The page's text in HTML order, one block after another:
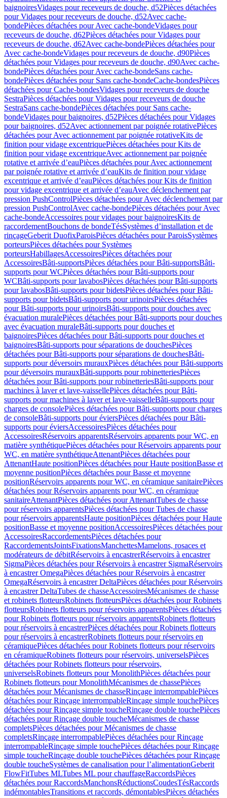
baignoiresVidages pour receveurs de douche, d52Pièces détachées
pour Vidages pour receveurs de douche, d52Avec cache-
bondePièces détachées pour Avec cache-bondeVidages pour
receveurs de douche, d62Pièces détachées pour Vidages pour
receveurs de douche, d62Avec cache-bondePièces détachées pour
Avec cache-bondeVidages pour receveurs de douche, d90Pièces
détachées pour Vidages pour receveurs de douche, d90Avec cache-
bondePièces détachées pour Avec cache-bondeSans cache-
bondePièces détachées pour Sans cache-bondeCache-bondesPièces
détachées pour Cache-bondesVidages pour receveurs de douche
SestraPièces détachées pour Vidages pour receveurs de douche
SestraSans cache-bondePièces détachées pour Sans cache-
bondeVidages pour baignoires, d52Pièces détachées pour Vidages
pour baignoires, d52Avec actionnement par poignée rotativePièces
détachées pour Avec actionnement par poignée rotativeKits de
finition pour vidage excentriquePièces détachées pour Kits de
finition pour vidage excentriqueAvec actionnement par poignée
rotative et arrivée d’eauPièces détachées pour Avec actionnement
par poignée rotative et arrivée d’eauKits de finition pour vidage
excentrique et arrivée d’eauPièces détachées pour Kits de finition
pour vidage excentrique et arrivée d’eauAvec déclenchement par
pression PushControlPièces détachées pour Avec déclenchement par
pression PushControlAvec cache-bondePièces détachées pour Avec
cache-bondeAccessoires pour vidages pour baignoiresKits de
raccordementBouchons de bondeTésSystèmes d’installation et de
rinçageGeberit DuofixParoisPièces détachées pour ParoisSystèmes
porteursPièces détachées pour Systèmes
porteursHabillagesAccessoiresPièces détachées pour
AccessoiresBâti-supportsPièces détachées pour Bâti-supportsBâti-
supports pour WCPièces détachées pour Bâti-supports pour
WCBâti-supports pour lavabosPièces détachées pour Bâti-supports
pour lavabosBâti-supports pour bidetsPièces détachées pour Bâti-
supports pour bidetsBâti-supports pour urinoirsPièces détachées
pour Bâti-supports pour urinoirsBâti-supports pour douches avec
évacuation muralePièces détachées pour Bâti-supports pour douches
avec évacuation muraleBâti-supports pour douches et
baignoiresPièces détachées pour Bâti-supports pour douches et
baignoiresBâti-supports pour séparations de douchesPièces
détachées pour Bâti-supports pour séparations de douchesBâti-
supports pour déversoirs murauxPièces détachées pour Bâti-supports
pour déversoirs murauxBâti-supports pour robinetteriesPièces
détachées pour Bâti-supports pour robinetteriesBâti-supports pour
machines à laver et lave-vaissellePièces détachées pour Bâti-
supports pour machines à laver et lave-vaisselleBâti-supports pour
charges de consolePièces détachées pour Bâti-supports pour charges
de consoleBâti-supports pour éviersPièces détachées pour Bâti-
supports pour éviersAccessoiresPièces détachées pour
AccessoiresRéservoirs apparentsRéservoirs apparents pour WC, en
matière synthétiquePièces détachées pour Réservoirs apparents pour
WC, en matière synthétiqueAttenantPièces détachées pour
AttenantHaute positionPièces détachées pour Haute positionBasse et
moyenne positionPièces détachées pour Basse et moyenne
positionRéservoirs apparents pour WC, en céramique sanitairePièces
détachées pour Réservoirs apparents pour WC, en céramique
sanitaireAttenantPièces détachées pour AttenantTubes de chasse
pour réservoirs apparentsPièces détachées pour Tubes de chasse
pour réservoirs apparentsHaute positionPièces détachées pour Haute
positionBasse et moyenne positionAccessoiresPièces détachées pour
AccessoiresRaccordementsPièces détachées pour
RaccordementsJointsFixationsManchettesMamelons, rosaces et
modérateurs de débitRéservoirs à encastrerRéservoirs à encastrer
SigmaPièces détachées pour Réservoirs à encastrer SigmaRéservoirs
à encastrer OmegaPièces détachées pour Réservoirs à encastrer
OmegaRéservoirs à encastrer DeltaPièces détachées pour Réservoirs
à encastrer DeltaTubes de chasseAccessoiresMécanismes de chasse
et robinets flotteursRobinets flotteursPièces détachées pour Robinets
flotteursRobinets flotteurs pour réservoirs apparentsPièces détachées
pour Robinets flotteurs pour réservoirs apparentsRobinets flotteurs
pour réservoirs à encastrerPièces détachées pour Robinets flotteurs
pour réservoirs à encastrerRobinets flotteurs pour réservoirs en
céramiquePièces détachées pour Robinets flotteurs pour réservoirs
en céramiqueRobinets flotteurs pour réservoirs, universelsPièces
détachées pour Robinets flotteurs pour réservoirs,
universelsRobinets flotteurs pour MonolithPièces détachées pour
Robinets flotteurs pour MonolithMécanismes de chassePièces
détachées pour Mécanismes de chasseRinçage interrompablePièces
détachées pour Rinçage interrompableRinçage simple touchePièces
détachées pour Rinçage simple toucheRinçage double touchePièces
détachées pour Rinçage double toucheMécanismes de chasse
completsPièces détachées pour Mécanismes de chasse
completsRinçage interrompablePièces détachées pour Rinçage
interrompableRinçage simple touchePièces détachées pour Rinçage
simple toucheRinçage double touchePièces détachées pour Rinçage
double toucheSystèmes de canalisation pour l’alimentationGeberit
FlowFitTubes MLTubes ML pour chauffageRaccordsPièces
détachées pour RaccordsManchonsRéductionsCoudesTésRaccords
indémontablesTransitions et raccords, démontablesPièces détachées